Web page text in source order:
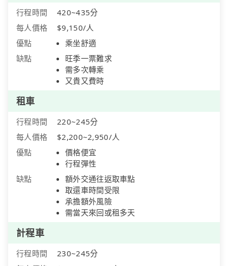
行程時間
420~435分
每人價格
$9,150/人
優點
乘坐舒適
缺點
旺季一票難求
需多次轉乘
又貴又費時
租車
行程時間
220~245分
每人價格
$2,200~2,950/人
優點
價格便宜
行程彈性
缺點
額外交通往返取車點
取還車時間受限
承擔額外風險
需當天來回或租多天
計程車
行程時間
230~245分